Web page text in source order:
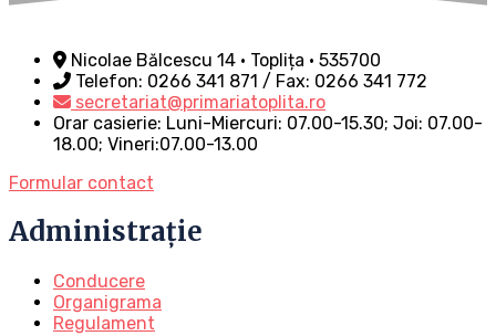
Nicolae Bălcescu 14 • Toplița • 535700
Telefon: 0266 341 871 / Fax: 0266 341 772
secretariat@primariatoplita.ro
Orar casierie: Luni-Miercuri: 07.00-15.30; Joi: 07.00-
18.00; Vineri:07.00-13.00
Formular contact
Administrație
Conducere
Organigrama
Regulament